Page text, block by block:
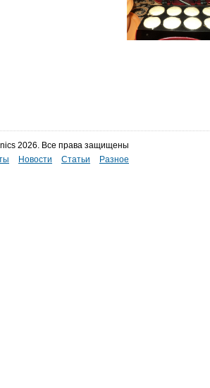
2026. Все права защищены
Новости Статьи Разное